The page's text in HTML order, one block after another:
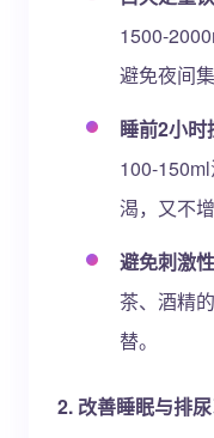
1500-
避免夜间
睡前2小时
100-
渴，又不
避免刺激
茶、酒精
替。
2. 改善睡眠与排